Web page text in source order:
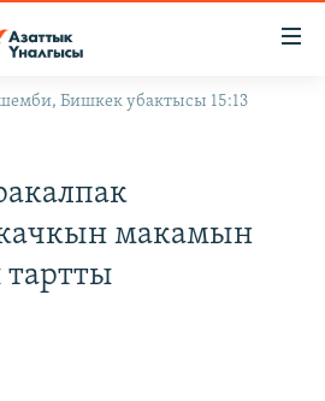
Бишкек убактысы 15:13
макамын
тартты